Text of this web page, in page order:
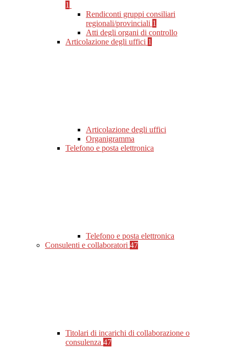
1
Rendiconti gruppi consiliari
regionali/provinciali 1
Atti degli organi di controllo
Articolazione degli uffici 1
Articolazione degli uffici
Organigramma
Telefono e posta elettronica
Telefono e posta elettronica
Consulenti e collaboratori 47
Titolari di incarichi di collaborazione o
consulenza 47